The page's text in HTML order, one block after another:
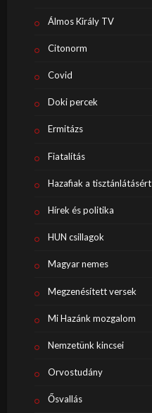
Álmos Király TV
Citonorm
Covid
Doki percek
Ermitázs
Fiatalítás
Hazafiak a tisztánlátásért
Hírek és politika
HUN csillagok
Magyar nemes
Megzenésített versek
Mi Hazánk mozgalom
Nemzetünk kincsei
Orvostudány
Ősvallás